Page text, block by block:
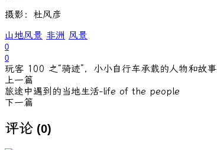
摄影：杜风彦
山地风景 非洲 风景
0
0
玩客 100 之“骑迹”，小小自行车承载的人物和故事
上一篇
旅途中遇到的当地生活-life of the people
下一篇
评论 (0)